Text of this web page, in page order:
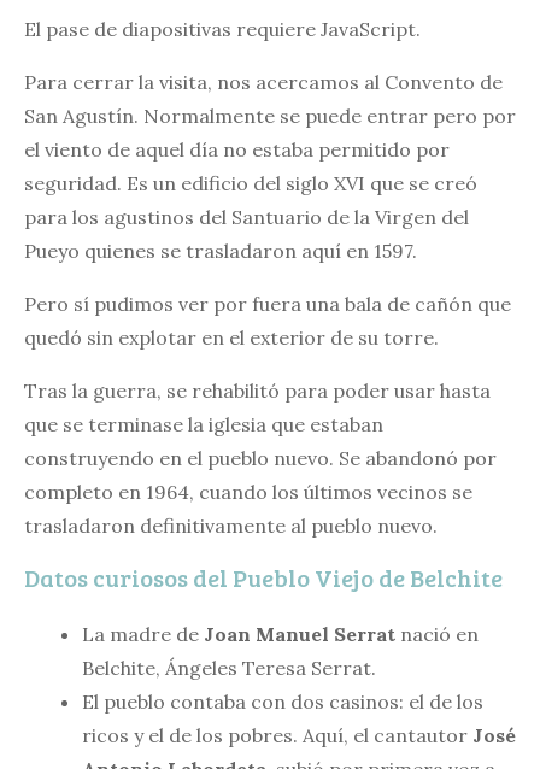
El pase de diapositivas requiere JavaScript.
Para cerrar la visita, nos acercamos al Convento de
San Agustín. Normalmente se puede entrar pero por
el viento de aquel día no estaba permitido por
seguridad. Es un edificio del siglo XVI que se creó
para los agustinos del Santuario de la Virgen del
Pueyo quienes se trasladaron aquí en 1597.
Pero sí pudimos ver por fuera una bala de cañón que
quedó sin explotar en el exterior de su torre.
Tras la guerra, se rehabilitó para poder usar hasta
que se terminase la iglesia que estaban
construyendo en el pueblo nuevo. Se abandonó por
completo en 1964, cuando los últimos vecinos se
trasladaron definitivamente al pueblo nuevo.
Datos curiosos del Pueblo Viejo de Belchite
La madre de Joan Manuel Serrat nació en
Belchite, Ángeles Teresa Serrat.
El pueblo contaba con dos casinos: el de los
ricos y el de los pobres. Aquí, el cantautor José